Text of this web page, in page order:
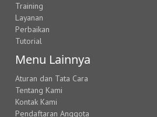
Training
Layanan
Perbaikan
Tutorial
Menu Lainnya
Aturan dan Tata Cara
Tentang Kami
Kontak Kami
Pendaftaran Anggota